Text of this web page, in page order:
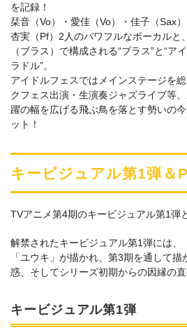
を記録！
栞音（Vo）・愛佳（Vo）・佳子（Sax
杏実（Pf）2人のパワフルなボーカルと
（ブラス）で構成される“ブラス”と“ア
ラドル”。
アイドルフェスではメインステージを
クフェス出演・生演奏ジャズライブ等
躍の幅を広げる飛ぶ鳥を落とす勢いの
ット！
キービジュアル第1弾＆
TVアニメ第4期のキービジュアル第1弾
解禁されたキービジュアル第1弾には、
「ユウキ」が描かれ、第3期を通して
惑、そしてシリーズ初期からの因縁の
キービジュアル第1弾